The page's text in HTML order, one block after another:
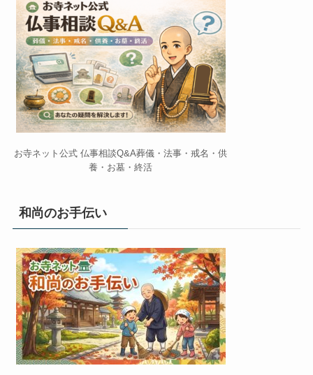
お寺ネット公式 仏事相談Q&A葬儀・法事・戒名・供
養・お墓・終活
和尚のお手伝い